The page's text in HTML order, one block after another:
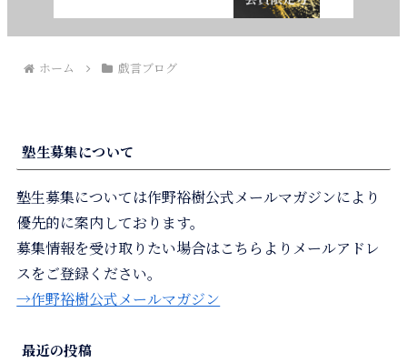
ホーム 戯言ブログ
塾生募集について
塾生募集については作野裕樹公式メールマガジンにより
優先的に案内しております。
募集情報を受け取りたい場合はこちらよりメールアドレ
スをご登録ください。
→作野裕樹公式メールマガジン
最近の投稿